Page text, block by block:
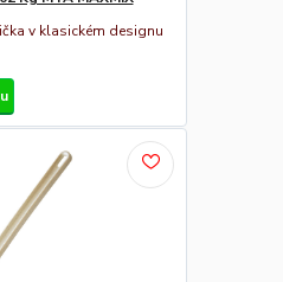
v klasickém designu